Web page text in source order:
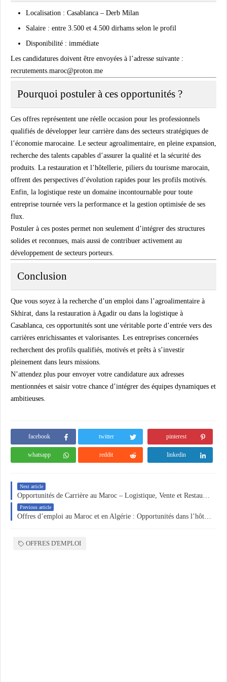
Localisation : Casablanca – Derb Milan
Salaire : entre 3.500 et 4.500 dirhams selon le profil
Disponibilité : immédiate
Les candidatures doivent être envoyées à l’adresse suivante :
recrutements.maroc@proton.me
Pourquoi postuler à ces opportunités ?
Ces offres représentent une réelle occasion pour les professionnels
qualifiés de développer leur carrière dans des secteurs stratégiques de
l’économie marocaine. Le secteur agroalimentaire, en pleine expansion,
recherche des talents capables d’assurer la qualité et la sécurité des
produits. La restauration et l’hôtellerie, piliers du tourisme marocain,
offrent des perspectives d’évolution rapides pour les profils motivés.
Enfin, la logistique reste un domaine incontournable pour toute
entreprise tournée vers la performance et la gestion optimisée de ses
flux.
Postuler à ces postes permet non seulement d’intégrer des structures
solides et reconnues, mais aussi de contribuer activement au
développement de secteurs porteurs.
Conclusion
Que vous soyez à la recherche d’un emploi dans l’agroalimentaire à
Skhirat, dans la restauration à Agadir ou dans la logistique à
Casablanca, ces opportunités sont une véritable porte d’entrée vers des
carrières enrichissantes et valorisantes. Les entreprises concernées
recherchent des profils qualifiés, motivés et prêts à s’investir
pleinement dans leurs missions.
N’attendez plus pour envoyer votre candidature aux adresses
mentionnées et saisir votre chance d’intégrer des équipes dynamiques et
ambitieuses.
facebook twitter pinterest
whatsapp reddit linkedin
Next article
Previous article
OFFRES D'EMPLOI